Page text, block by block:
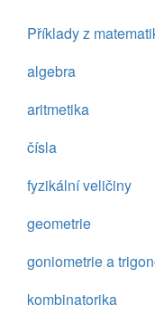
Příklady z
algebra
aritmetika
čísla
fyzikální veličiny
geometrie
goniometrie a
kombinatorika